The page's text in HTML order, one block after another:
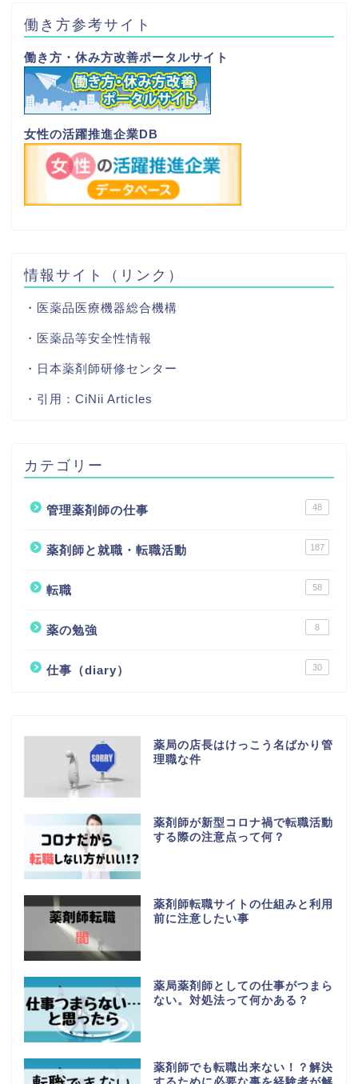
働き方参考サイト
働き方・休み方改善ポータルサイト
女性の活躍推進企業DB
情報サイト（リンク）
・医薬品医療機器総合機構
・医薬品等安全性情報
・日本薬剤師研修センター
・引用： CiNii Articles
カテゴリー
管理薬剤師の仕事 48
薬剤師と就職・転職活動 187
転職 58
薬の勉強 8
仕事（diary） 30
薬局の店長はけっこう名ばかり管
理職な件
薬剤師が新型コロナ禍で転職活動
する際の注意点って何？
薬剤師転職サイトの仕組みと利用
前に注意したい事
薬局薬剤師としての仕事がつまら
ない。対処法って何かある？
薬剤師でも転職出来ない！？解決